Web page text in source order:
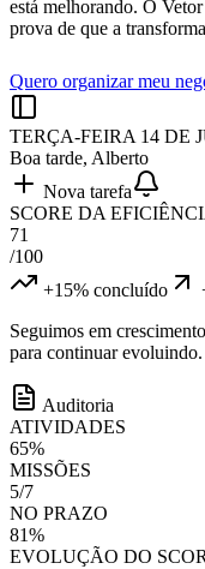
está melhorando. O
prova de que a
Quero organizar meu
TERÇA-FEIRA 14 DE
Boa tarde, Alberto
Nova tarefa
SCORE DA
71
/100
+15% concluído
Seguimos em
para continuar evoluindo.
Auditoria
ATIVIDADES
65%
MISSÕES
5/7
NO PRAZO
81%
EVOLUÇÃO DO